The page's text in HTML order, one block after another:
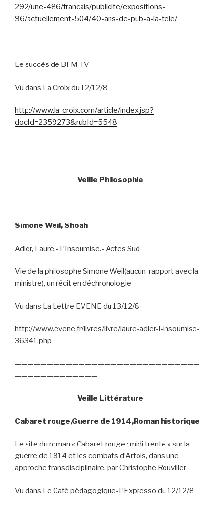
292/une-486/francais/publicite/expositions-
96/actuellement-504/40-ans-de-pub-a-la-tele/
Le succès de BFM-TV
Vu dans La Croix du 12/12/8
http://www.la-croix.com/article/index.jsp?
docId=2359273&rubId=5548
—————————————————————————————
——————————–
Veille Philosophie
Simone Weil, Shoah
Adler, Laure.- L’Insoumise.- Actes Sud
Vie de la philosophe Simone Weil(aucun rapport avec la
ministre), un récit en déchronologie
Vu dans La Lettre EVENE du 13/12/8
http://www.evene.fr/livres/livre/laure-adler-l-insoumise-
36341.php
—————————————————————————————
—————————————
Veille Littérature
Cabaret rouge,Guerre de 1914,Roman historique
Le site du roman « Cabaret rouge : midi trente » sur la
guerre de 1914 et les combats d’Artois, dans une
approche transdisciplinaire, par Christophe Rouviller
Vu dans Le Café pédagogique-L’Expresso du 12/12/8